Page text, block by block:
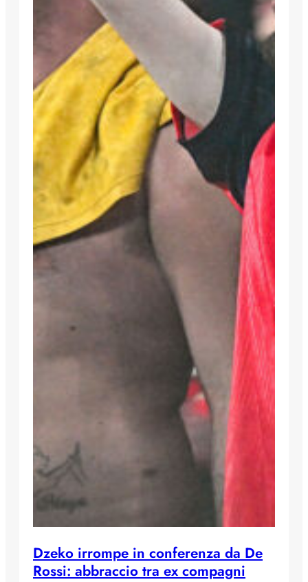
Dzeko irrompe in conferenza da De
Rossi: abbraccio tra ex compagni